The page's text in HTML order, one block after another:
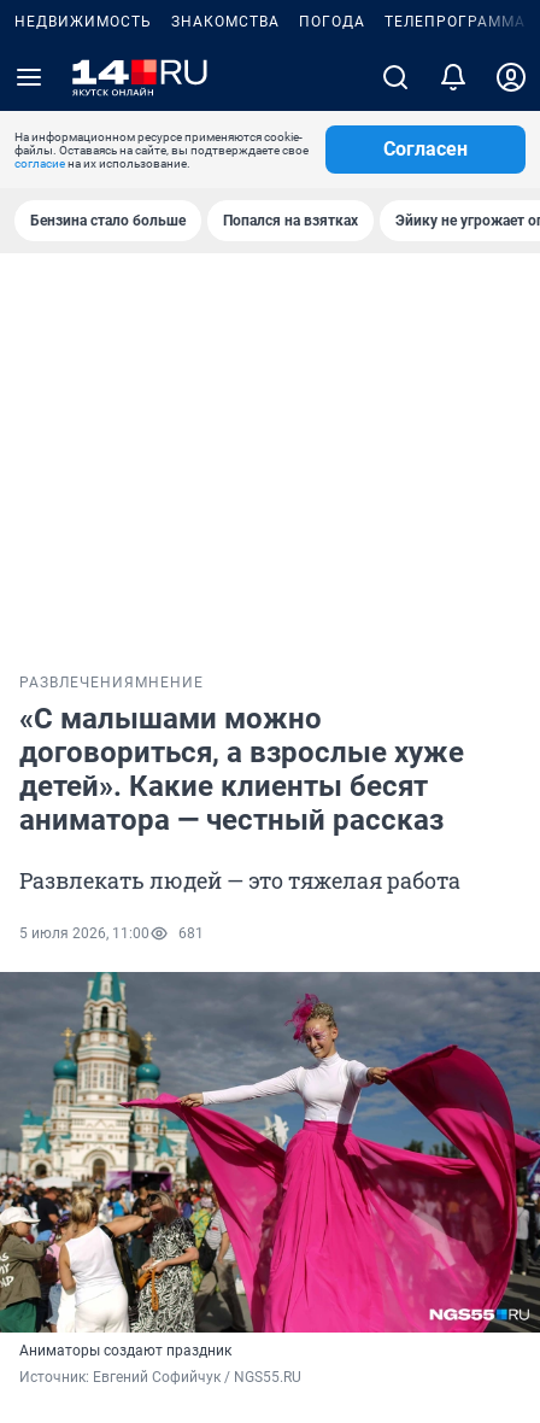
НЕДВИЖИМОСТЬ ЗНАКОМСТВА ПОГОДА ТЕЛЕПРОГРАММА
На информационном ресурсе применяются cookie-
файлы. Оставаясь на сайте, вы подтверждаете свое
согласиена их использование.
Согласен
Бензина стало больше Попался на взятках Эйику не угрожает
РАЗВЛЕЧЕНИЯ МНЕНИЕ
«С малышами можно
договориться, а взрослые хуже
детей». Какие клиенты бесят
аниматора — честный рассказ
Развлекать людей — это тяжелая работа
5 июля 2026, 11:00 681
Аниматоры создают праздник
Источник: Евгений Софийчук / NGS55.RU